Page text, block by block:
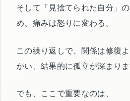
そして「見捨てられた自分」
め、痛みは怒りに変わる。
この繰り返しで、関係は修復
かい、結果的に孤立が深まりま
でも、ここで重要なのは、